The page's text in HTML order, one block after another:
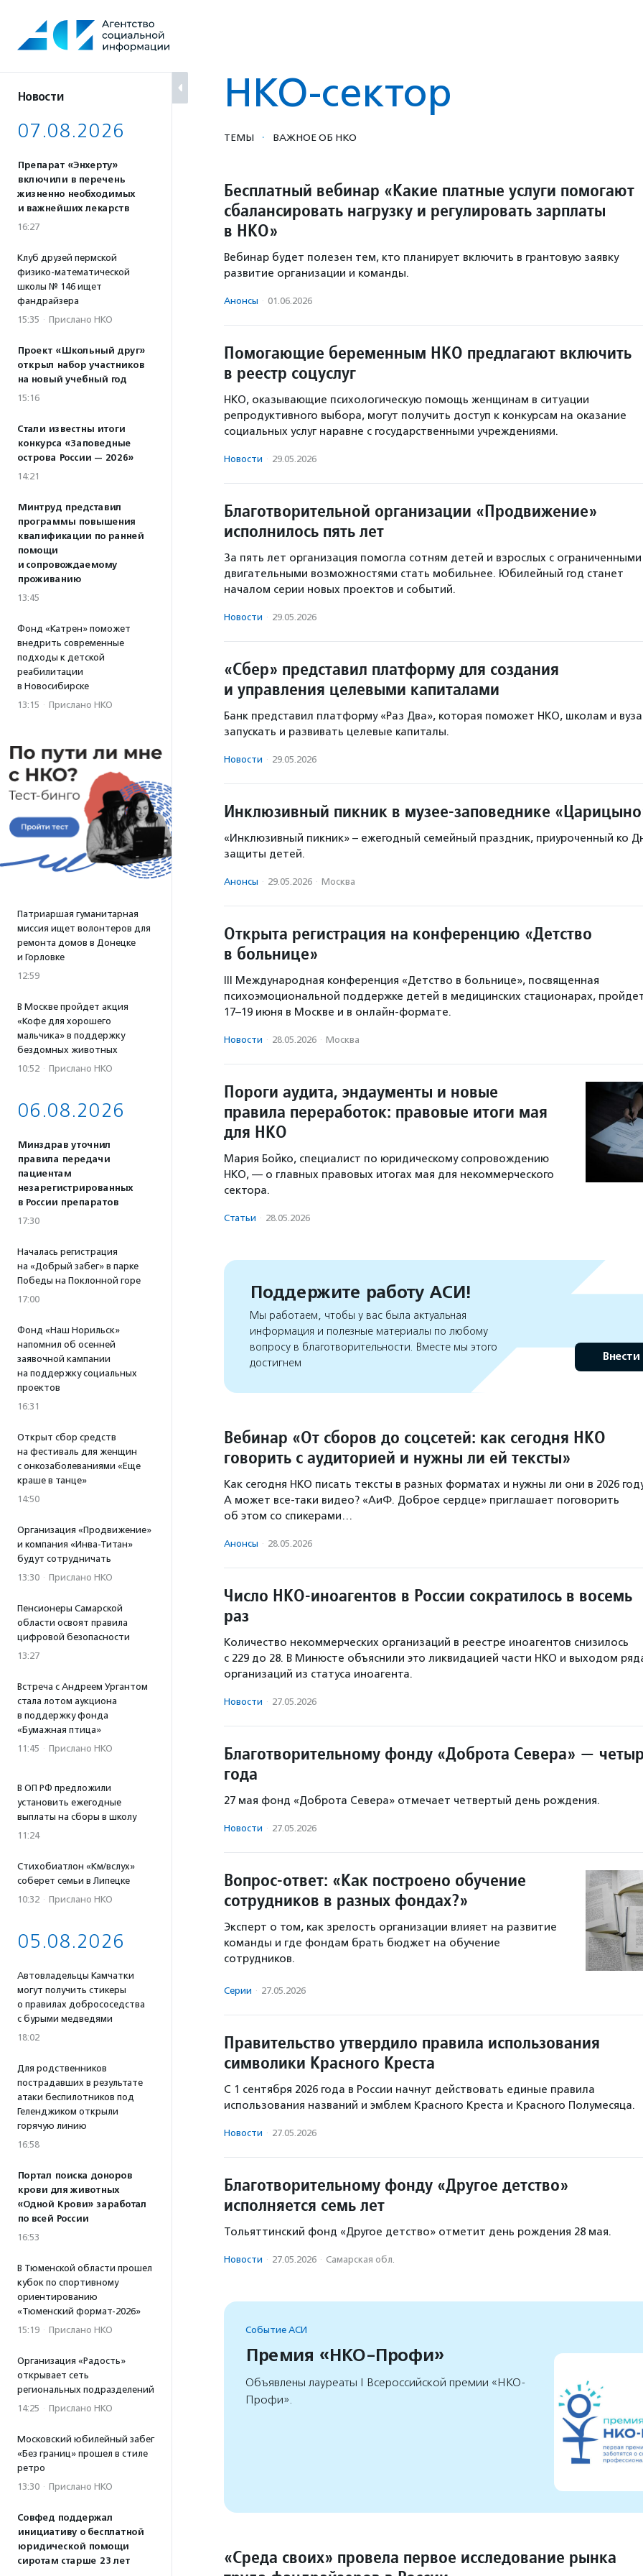
содержанию
Новости
07.08.2026
Препарат «Энхерту»
включили в перечень
жизненно необходимых
и важнейших лекарств
16:27
Клуб друзей пермской
физико-математической
школы № 146 ищет
фандрайзера
15:35 · Прислано НКО
Проект «Школьный друг»
открыл набор участников
на новый учебный год
15:16
Стали известны итоги
конкурса «Заповедные
острова России — 2026»
14:21
Минтруд представил
программы повышения
квалификации по ранней
помощи
и сопровождаемому
проживанию
13:45
Фонд «Катрен» поможет
внедрить современные
подходы к детской
реабилитации
в Новосибирске
13:15 · Прислано НКО
Патриаршая гуманитарная
миссия ищет волонтеров для
ремонта домов в Донецке
и Горловке
12:59
В Москве пройдет акция
«Кофе для хорошего
мальчика» в поддержку
бездомных животных
10:52 · Прислано НКО
06.08.2026
Минздрав уточнил
правила передачи
пациентам
незарегистрированных
в России препаратов
17:30
Началась регистрация
на «Добрый забег» в парке
Победы на Поклонной горе
17:00
Фонд «Наш Норильск»
напомнил об осенней
заявочной кампании
на поддержку социальных
проектов
16:31
Открыт сбор средств
на фестиваль для женщин
с онкозаболеваниями «Еще
краше в танце»
14:50
Организация «Продвижение»
и компания «Инва-Титан»
будут сотрудничать
13:30 · Прислано НКО
Пенсионеры Самарской
области освоят правила
цифровой безопасности
13:27
Встреча с Андреем Ургантом
стала лотом аукциона
в поддержку фонда
«Бумажная птица»
11:45 · Прислано НКО
В ОП РФ предложили
установить ежегодные
выплаты на сборы в школу
11:24
Стихобиатлон «Км/вслух»
соберет семьи в Липецке
10:32 · Прислано НКО
05.08.2026
Автовладельцы Камчатки
могут получить стикеры
о правилах добрососедства
с бурыми медведями
18:02
Для родственников
пострадавших в результате
атаки беспилотников под
Геленджиком открыли
горячую линию
16:58
Портал поиска доноров
крови для животных
«Одной Крови» заработал
по всей России
16:53
В Тюменской области прошел
кубок по спортивному
ориентированию
«Тюменский формат-2026»
15:19 · Прислано НКО
Организация «Радость»
открывает сеть
региональных подразделений
14:25 · Прислано НКО
Московский юбилейный забег
«Без границ» прошел в стиле
ретро
13:30 · Прислано НКО
Совфед поддержал
инициативу о бесплатной
юридической помощи
сиротам старше 23 лет
НКО-сектор
ТЕМЫ · ВАЖНОЕ ОБ НКО
Бесплатный вебинар «Какие платные услуги помогают
сбалансировать нагрузку и регулировать зарплаты
в НКО»
Вебинар будет полезен тем, кто планирует включить в грантовую заявку
развитие организации и команды.
Анонсы · 01.06.2026
Помогающие беременным НКО предлагают включить
в реестр соцуслуг
НКО, оказывающие психологическую помощь женщинам в ситуации
репродуктивного выбора, могут получить доступ к конкурсам на оказание
социальных услуг наравне с государственными учреждениями.
Новости · 29.05.2026
Благотворительной организации «Продвижение»
исполнилось пять лет
За пять лет организация помогла сотням детей и взрослых с ограниченными
двигательными возможностями стать мобильнее. Юбилейный год станет
началом серии новых проектов и событий.
Новости · 29.05.2026
«Сбер» представил платформу для создания
и управления целевыми капиталами
Банк представил платформу «Раз Два», которая поможет НКО, школам и
запускать и развивать целевые капиталы.
Новости · 29.05.2026
Инклюзивный пикник в музее-заповеднике
«Инклюзивный пикник» – ежегодный семейный праздник, приуроченный ко
защиты детей.
Анонсы · 29.05.2026 · Москва
Открыта регистрация на конференцию «Детство
в больнице»
III Международная конференция «Детство в больнице», посвященная
психоэмоциональной поддержке детей в медицинских стационарах,
17–19 июня в Москве и в онлайн‑формате.
Новости · 28.05.2026 · Москва
Пороги аудита, эндаументы и новые
правила переработок: правовые итоги мая
для НКО
Мария Бойко, специалист по юридическому сопровождению
НКО, — о главных правовых итогах мая для некоммерческого
сектора.
Статьи · 28.05.2026
Поддержите работу АСИ!
Мы работаем, чтобы у вас была актуальная
информация и полезные материалы по любому
вопросу в благотворительности. Вместе мы этого
достигнем
Внести
Вебинар «От сборов до соцсетей: как сегодня НКО
говорить с аудиторией и нужны ли ей тексты»
Как сегодня НКО писать тексты в разных форматах и нужны ли они в 2026
А может все-таки видео? «АиФ. Доброе сердце» приглашает поговорить
об этом со спикерами…
Анонсы · 28.05.2026
Число НКО-иноагентов в России сократилось в восемь
раз
Количество некоммерческих организаций в реестре иноагентов снизилось
с 229 до 28. В Минюсте объяснили это ликвидацией части НКО и выходом
организаций из статуса иноагента.
Новости · 27.05.2026
Благотворительному фонду «Доброта Севера» —
года
27 мая фонд «Доброта Севера» отмечает четвертый день рождения.
Новости · 27.05.2026
Вопрос-ответ: «Как построено обучение
сотрудников в разных фондах?»
Эксперт о том, как зрелость организации влияет на развитие
команды и где фондам брать бюджет на обучение
сотрудников.
Серии · 27.05.2026
Правительство утвердило правила использования
символики Красного Креста
С 1 сентября 2026 года в России начнут действовать единые правила
использования названий и эмблем Красного Креста и Красного Полумесяца.
Новости · 27.05.2026
Благотворительному фонду «Другое детство»
исполняется семь лет
Тольяттинский фонд «Другое детство» отметит день рождения 28 мая.
Новости · 27.05.2026 · Самарская обл.
Событие АСИ
Премия «НКО-Профи»
Объявлены лауреаты I Всероссийской премии «НКО-
Профи».
«Среда своих» провела первое исследование рынка